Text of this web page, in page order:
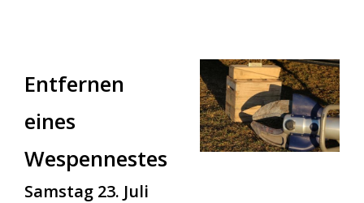
Entfernen
eines
Wespennestes
Samstag 23. Juli